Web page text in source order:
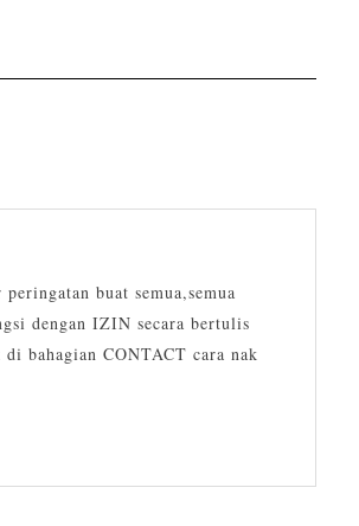
buat semua,semua
dengan IZIN secara bertulis
bahagian CONTACT cara nak